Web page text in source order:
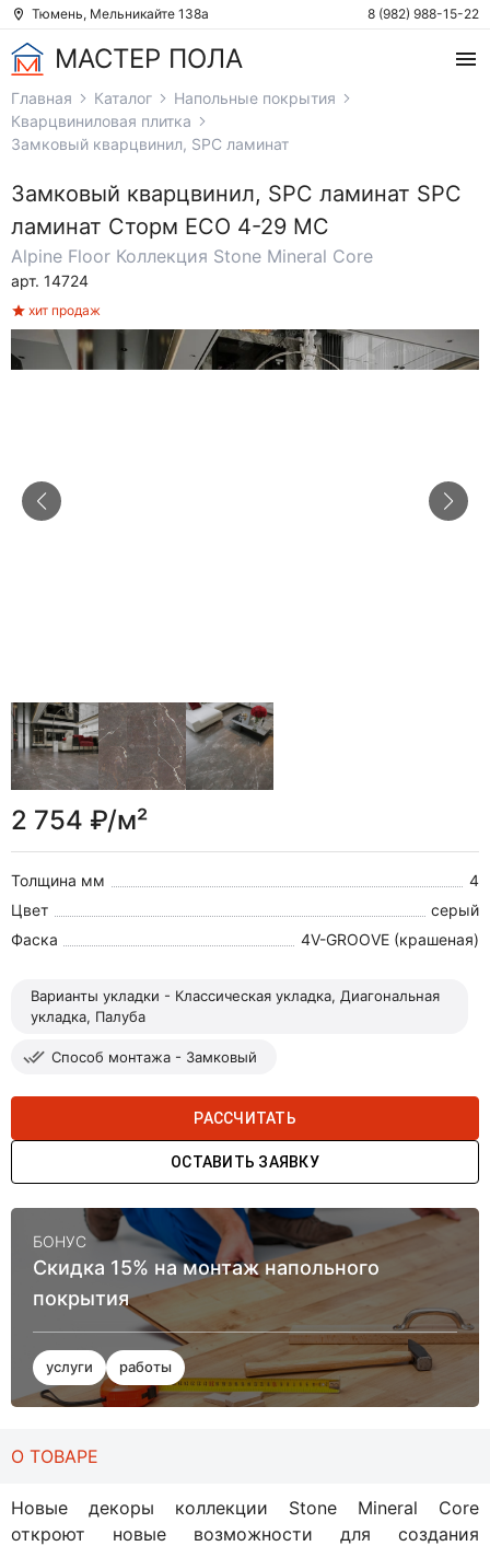
Тюмень, Мельникайте 138а 8 (982) 988-15-22
МАСТЕР ПОЛА
Главная Каталог
Напольные покрытия
Кварцвиниловая плитка
Замковый кварцвинил, SPC ламинат
Замковый кварцвинил, SPC ламинат SPC
ламинат Сторм ЕСО 4-29 MC
Alpine Floor Коллекция Stone Mineral Core
арт. 14724
хит продаж
2 754 ₽/м²
Толщина мм
4
Цвет
серый
Фаска
4V-GROOVE (крашеная)
Варианты укладки - Классическая укладка, Диагональная
укладка, Палуба
Способ монтажа - Замковый
РАССЧИТАТЬ
ОСТАВИТЬ ЗАЯВКУ
БОНУС
Скидка 15% на монтаж напольного
покрытия
услуги работы
О ТОВАРЕ
Новые декоры коллекции Stone Mineral Core
откроют новые возможности для создания